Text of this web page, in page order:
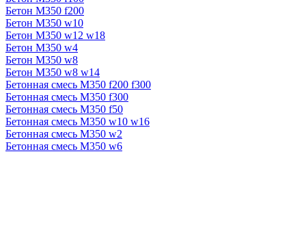
Бетон М350 f200
Бетон М350 w10
Бетон М350 w12 w18
Бетон М350 w4
Бетон М350 w8
Бетон М350 w8 w14
Бетонная смесь М350 f200 f300
Бетонная смесь М350 f300
Бетонная смесь М350 f50
Бетонная смесь М350 w10 w16
Бетонная смесь М350 w2
Бетонная смесь М350 w6